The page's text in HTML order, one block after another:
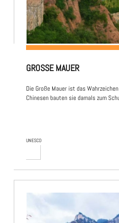
UNESCO
GROSSE MAUER
Die Große Mauer ist das
Chinesen bauten sie damals zum